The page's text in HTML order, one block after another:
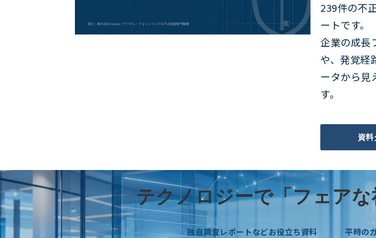
239件の不
ートです。
企業の成長
や、発覚経
ータから見
す。
資料
テクノロジーで「フェア
独自調査レポートなどお役立ち資料
平時の